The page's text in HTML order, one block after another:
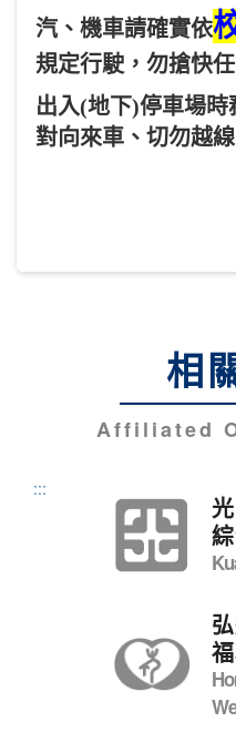
汽、機車請確實依
規定行駛，勿搶快任
出入(地下)停車場
對向來車、切勿越線
相
Affiliated
:::